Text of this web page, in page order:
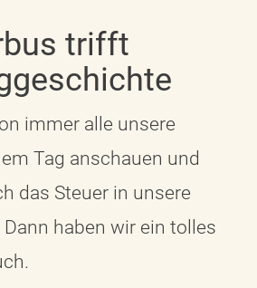
trifft
immer alle unsere
Tag anschauen und
das Steuer in unsere
Dann haben wir ein tolles